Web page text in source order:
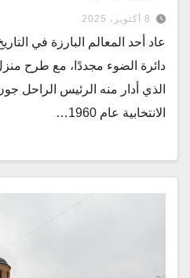
8 أكتوبر، 2025
عاد أحد المعالم البارزة في
دائرة الضوء مجددًا، مع طرح
الذي أدار منه الرئيس الراحل
الانتخابية عام 1960…